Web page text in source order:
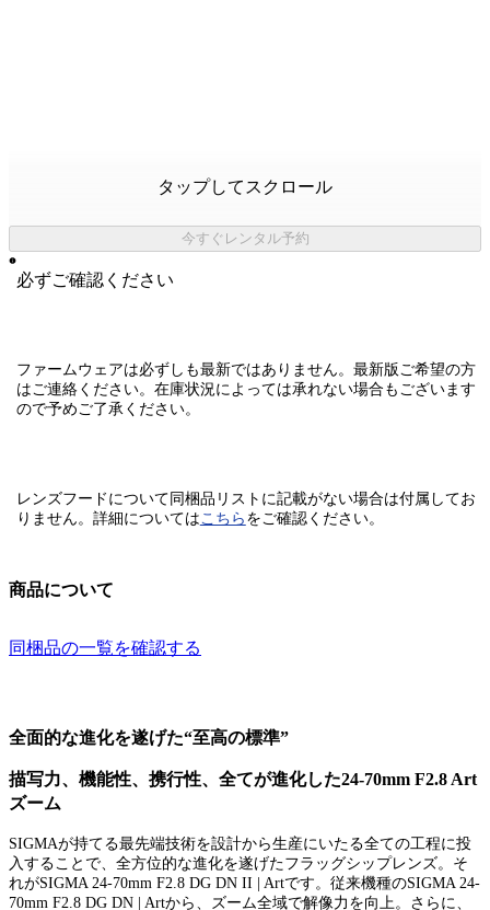
タップしてスクロール
今すぐレンタル予約
必ずご確認ください
ファームウェアは必ずしも最新ではありません。最新版ご希望の方
はご連絡ください。在庫状況によっては承れない場合もございます
ので予めご了承ください。
レンズフードについて同梱品リストに記載がない場合は付属してお
りません。 詳細についてはこちら をご確認ください。
商品について
同梱品の一覧を確認する
全面的な進化を遂げた“至高の標準”
描写力、機能性、携行性、全てが進化した24-70mm F2.8 Art
ズーム
SIGMAが持てる最先端技術を設計から生産にいたる全ての工程に投
入することで、全方位的な進化を遂げたフラッグシップレンズ。そ
れがSIGMA 24-70mm F2.8 DG DN II | Artです。従来機種のSIGMA 24-
70mm F2.8 DG DN | Artから、ズーム全域で解像力を向上。さらに、